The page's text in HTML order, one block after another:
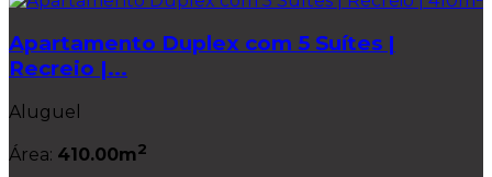
Apartamento Duplex com 5 Suítes |
Recreio |...
Aluguel
Área: 410.00m2